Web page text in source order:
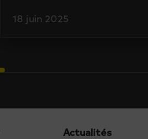
18 juin 2025
Actualités